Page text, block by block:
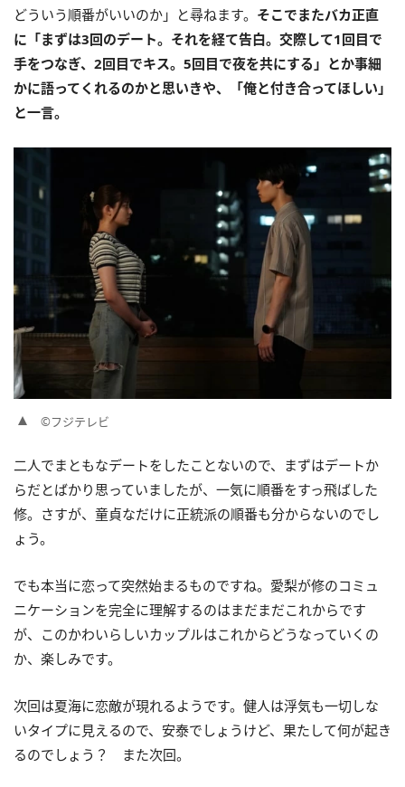
どういう順番がいいのか」と尋ねます。 そこでまたバカ正直
に「まずは3回のデート。それを経て告白。交際して1回目で
手をつなぎ、2回目でキス。5回目で夜を共にする」とか事細
かに語ってくれるのかと思いきや、「俺と付き合ってほしい」
と一言。
©フジテレビ
二人でまともなデートをしたことないので、まずはデートか
らだとばかり思っていましたが、一気に順番をすっ飛ばした
修。さすが、童貞なだけに正統派の順番も分からないのでし
ょう。
でも本当に恋って突然始まるものですね。愛梨が修のコミュ
ニケーションを完全に理解するのはまだまだこれからです
が、このかわいらしいカップルはこれからどうなっていくの
か、楽しみです。
次回は夏海に恋敵が現れるようです。健人は浮気も一切しな
いタイプに見えるので、安泰でしょうけど、果たして何が起き
るのでしょう？ また次回。